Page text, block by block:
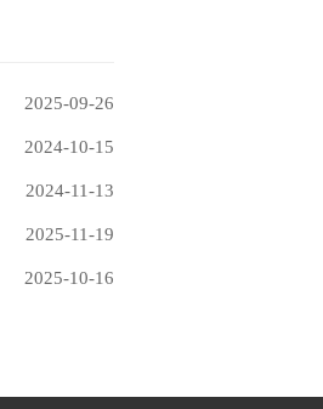
2025-09-26
2024-10-15
2024-11-13
2025-11-19
2025-10-16